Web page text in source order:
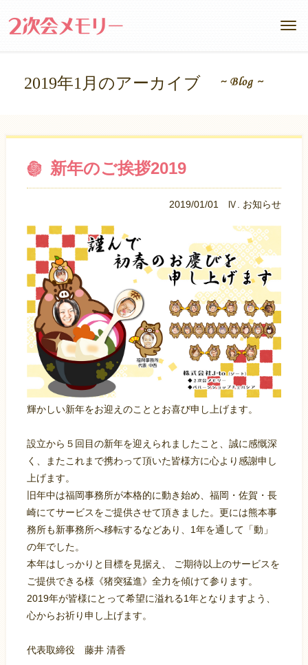
2019年1月のアーカイブ
新年のご挨拶2019
2019/01/01 Ⅳ. お知らせ
輝かしい新年をお迎えのこととお喜び申し上げます。
設立から５回目の新年を迎えられましたこと、誠に感慨深
く、またこれまで携わって頂いた皆様方に心より感謝申し
上げます。
旧年中は福岡事務所が本格的に動き始め、福岡・佐賀・長
崎にてサービスをご提供させて頂きました。更には熊本事
務所も新事務所へ移転するなどあり、1年を通して「動」
の年でした。
本年はしっかりと目標を見据え、 ご期待以上のサービスを
ご提供できる様《猪突猛進》全力を傾けて参ります。
2019年が皆様にとって希望に溢れる1年となりますよう、
心からお祈り申し上げます。
代表取締役 藤井 清香